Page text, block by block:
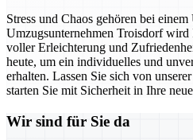
Stress und Chaos gehören bei
Umzugsunternehmen Troisdorf
voller Erleichterung und
heute, um ein individuelles und
erhalten. Lassen Sie sich von
starten Sie mit Sicherheit in Ihre
Wir sind für Sie da